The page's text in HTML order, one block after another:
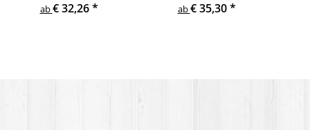
und Enden
ab€ 32,26*
Edelstahlhalter und
ab€ 35,30*